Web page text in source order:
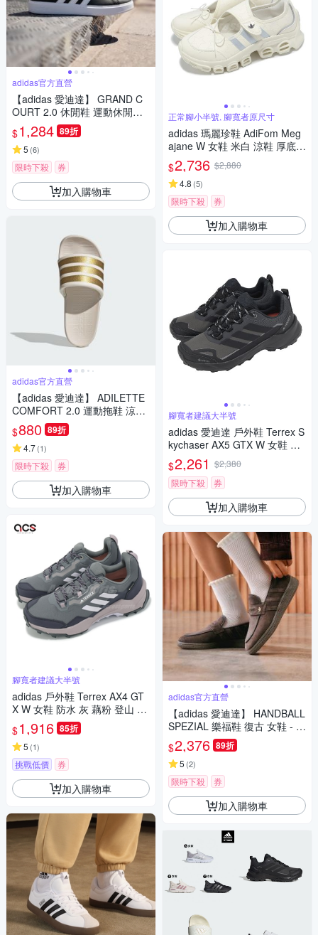
adidas官方直營
【adidas 愛迪達】 GRAND C
OURT 2.0 休閒鞋 運動休閒鞋
男鞋/女鞋 GW9196
$1,284 89折
5 (6)
限時下殺 券
加入購物車
adidas官方直營
【adidas 愛迪達】 ADILETTE
COMFORT 2.0 運動拖鞋 涼拖
鞋 女鞋 JP9123
$880 89折
4.7(1)
限時下殺 券
加入購物車
腳寬者建議大半號
adidas 戶外鞋 Terrex AX4 GT
X W 女鞋 防水 灰 藕粉 登山 機
能 抗撕裂 愛迪達 IG6580
$1,916 85折
5 (1)
挑戰低價 券
加入購物車
正常腳小半號, 腳寬者原尺寸
adidas 瑪麗珍鞋 AdiFom Meg
ajane W 女鞋 米白 涼鞋 厚底
休閒鞋 愛迪達 JR4497
$2,736 $2,880
4.8 (5)
限時下殺 券
加入購物車
腳寬者建議大半號
adidas 愛迪達 戶外鞋 Terrex S
kychaser AX5 GTX W 女鞋 黑
防水 越野 JQ2222
$2,261 $2,380
限時下殺
券
加入購物車
adidas官方直營
【adidas 愛迪達】 HANDBALL
SPEZIAL 樂福鞋 復古 女鞋 - O
riginals KJ2533
$2,376 89折
5 (2)
限時下殺 券
加入購物車